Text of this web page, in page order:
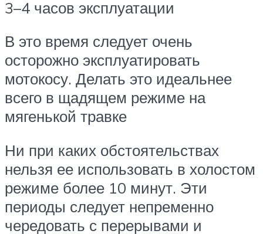
3–4 часов эксплуатации
В это время следует очень
осторожно эксплуатировать
мотокосу. Делать это идеальнее
всего в щадящем режиме на
мягенькой травке
Ни при каких обстоятельствах
нельзя ее использовать в холостом
режиме более 10 минут. Эти
периоды следует непременно
чередовать с перерывами и